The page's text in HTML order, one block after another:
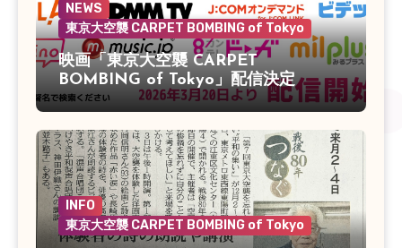
NEWS
東京大空襲 CARPET BOMBING of Tokyo
映画「東京大空襲 CARPET
BOMBING of Tokyo」配信決定
INFO
東京大空襲 CARPET BOMBING of Tokyo